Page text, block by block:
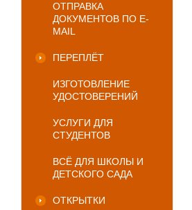
ОТПРАВКА
ДОКУМЕНТОВ ПО E-
MAIL
ПЕРЕПЛЁТ
ИЗГОТОВЛЕНИЕ
УДОСТОВЕРЕНИЙ
УСЛУГИ ДЛЯ
СТУДЕНТОВ
ВСЁ ДЛЯ ШКОЛЫ И
ДЕТСКОГО САДА
ОТКРЫТКИ